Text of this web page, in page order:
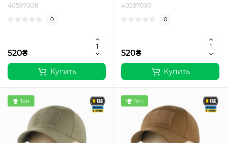
40597008
0
520₴
Купить
40597030
0
520₴
Купить
Топ Топ